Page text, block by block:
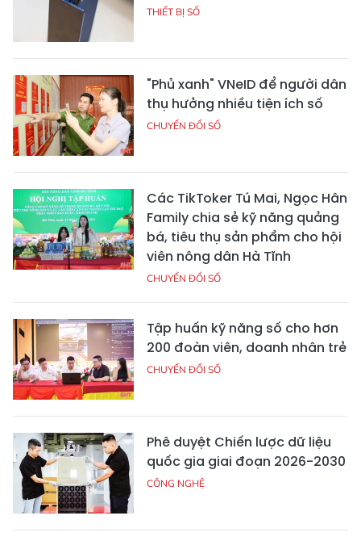
THIẾT BỊ SỐ
"Phủ xanh" VNeID để người dân
thụ hưởng nhiều tiện ích số
CHUYỂN ĐỔI SỐ
Các TikToker Tú Mai, Ngọc Hân
Family chia sẻ kỹ năng quảng
bá, tiêu thụ sản phẩm cho hội
viên nông dân Hà Tĩnh
CHUYỂN ĐỔI SỐ
Tập huấn kỹ năng số cho hơn
200 đoàn viên, doanh nhân trẻ
CHUYỂN ĐỔI SỐ
Phê duyệt Chiến lược dữ liệu
quốc gia giai đoạn 2026-2030
CÔNG NGHỆ